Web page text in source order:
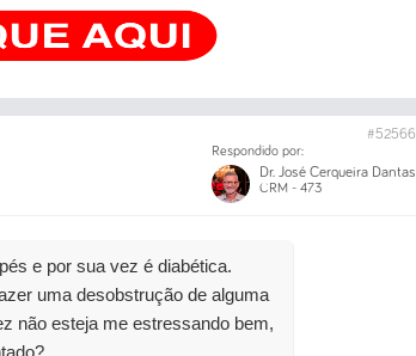
#52566
Respondido por:
Dr. José Cerqueira Dantas
CRM - 473
e por sua vez é diabética.
uma desobstrução de alguma
não esteja me estressando bem,